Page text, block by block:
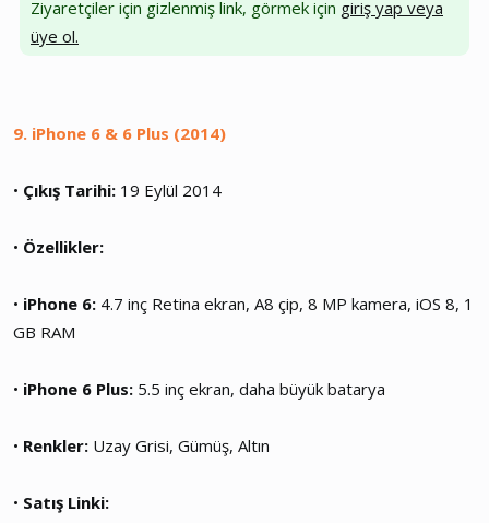
Ziyaretçiler için gizlenmiş link, görmek için giriş yap veya
üye ol.
9. iPhone 6 & 6 Plus (2014)
• Çıkış Tarihi: 19 Eylül 2014
• Özellikler:
• iPhone 6: 4.7 inç Retina ekran, A8 çip, 8 MP kamera, iOS 8, 1
GB RAM
• iPhone 6 Plus: 5.5 inç ekran, daha büyük batarya
• Renkler: Uzay Grisi, Gümüş, Altın
• Satış Linki: